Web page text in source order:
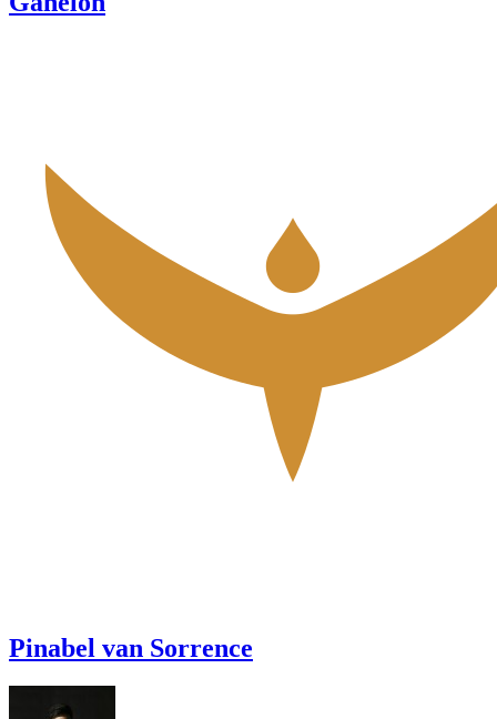
Pinabel van Sorrence